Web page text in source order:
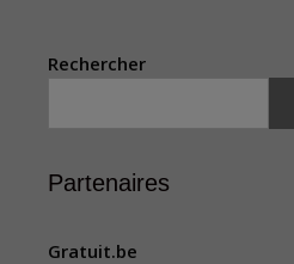
Rechercher
Partenaires
Gratuit.be